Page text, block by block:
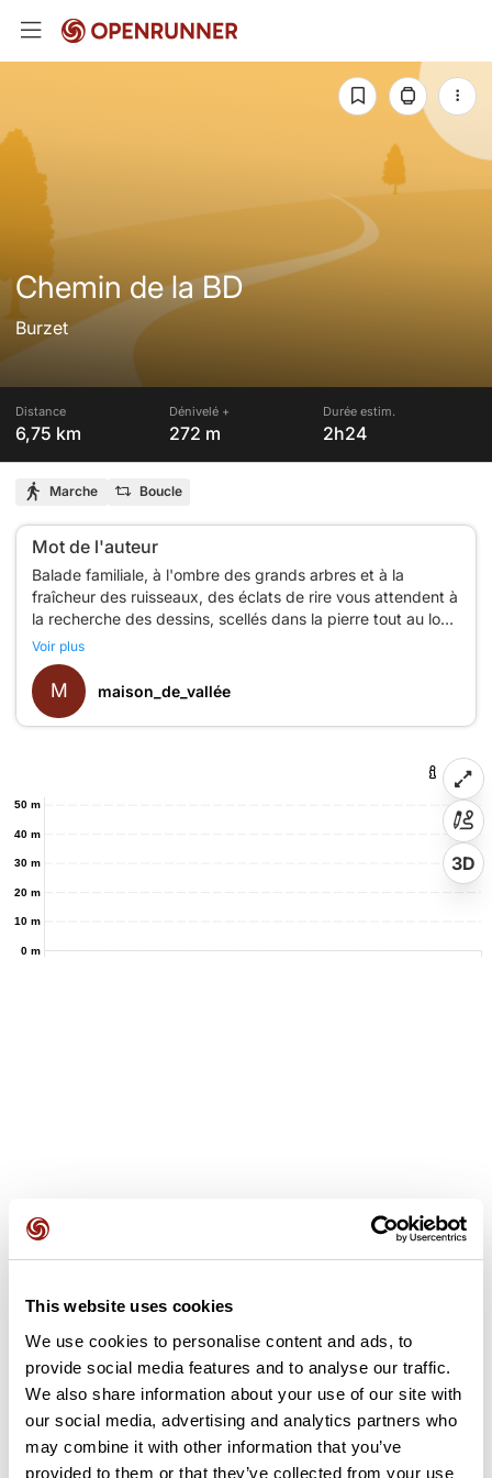
This website uses cookies
We use cookies to personalise content and ads, to
provide social media features and to analyse our traffic.
We also share information about your use of our site with
our social media, advertising and analytics partners who
may combine it with other information that you’ve
provided to them or that they’ve collected from your use
Chemin de la BD
Burzet
Distance
6,75 km
Dénivelé +
272 m
Durée estim.
2h24
Marche Boucle
Mot de l'auteur
Balade familiale, à l'ombre des grands arbres et à la
fraîcheur des ruisseaux, des éclats de rire vous attendent à
la recherche des dessins, scellés dans la pierre tout au long
du parcours.
Ces dessins humoristiques ont été réalisés en 2009 par les
dessinateurs du festival de la BD et du dessin d'humour qui
Voir plus
M maison_de_vallée
0 m
10 m
20 m
30 m
40 m
50 m
3D
Avis des utilisateurs
Soyez le premier à ajouter un avis !
Ajouter un avis